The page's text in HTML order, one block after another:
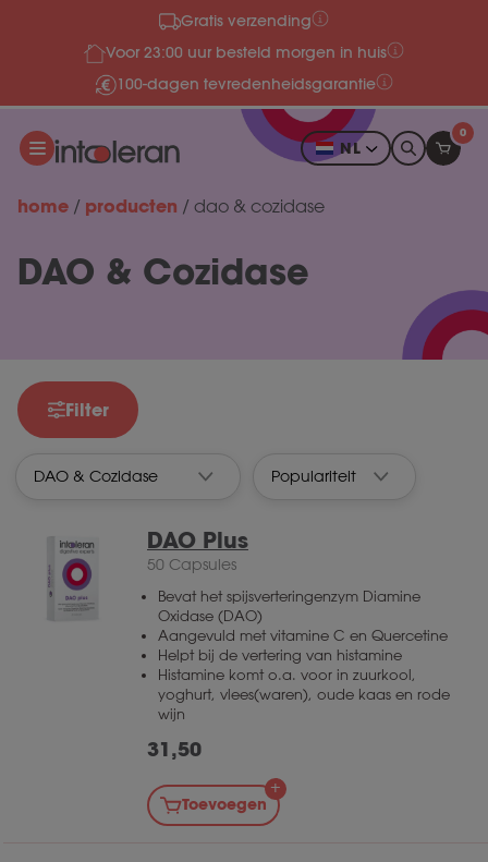
Meteen naar de contentGratis verzending
Voor 23:00 uur besteld morgen in huis
100-dagen tevredenheidsgarantie
NL
0
home / producten / dao & cozidase
DAO & Cozidase
Filter
DAO Plus
50 Capsules
Bevat het spijsverteringenzym Diamine
Oxidase (DAO)
Aangevuld met vitamine C en Quercetine
Helpt bij de vertering van histamine
Histamine komt o.a. voor in zuurkool,
yoghurt, vlees(waren), oude kaas en rode
wijn
31,50
Toevoegen